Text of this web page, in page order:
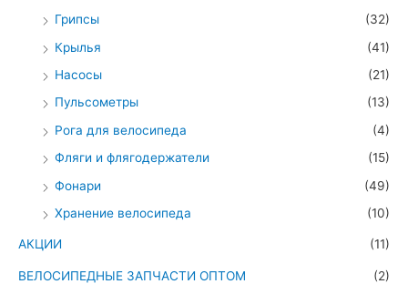
Грипсы
(32)
Крылья
(41)
Насосы
(21)
Пульсометры
(13)
Рога для велосипеда
(4)
Фляги и флягодержатели
(15)
Фонари
(49)
Хранение велосипеда
(10)
АКЦИИ (11)
ВЕЛОСИПЕДНЫЕ ЗАПЧАСТИ ОПТОМ
(2)